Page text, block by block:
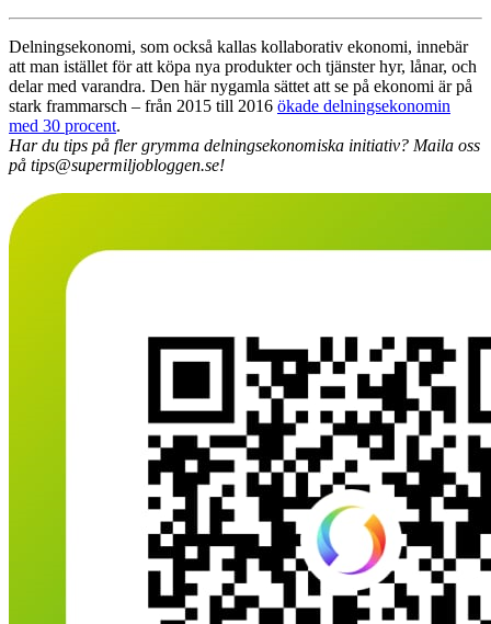
Delningsekonomi, som också kallas kollaborativ ekonomi, innebär
att man istället för att köpa nya produkter och tjänster hyr, lånar, och
delar med varandra. Den här nygamla sättet att se på ekonomi är på
stark frammarsch – från 2015 till 2016 ökade delningsekonomin
med 30 procent.
Har du tips på fler grymma delningsekonomiska initiativ? Maila oss
på tips@supermiljobloggen.se!